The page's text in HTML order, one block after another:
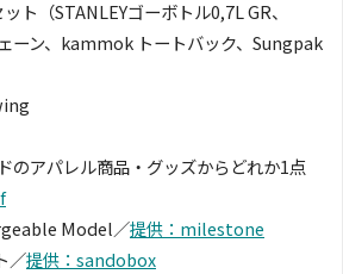
ト（STANLEYゴーボトル0,7L GR、
ーン、kammok トートバック、Sungpak
のアパレル商品・グッズからどれか1点
Model／提供：milestone
／提供：sandobox